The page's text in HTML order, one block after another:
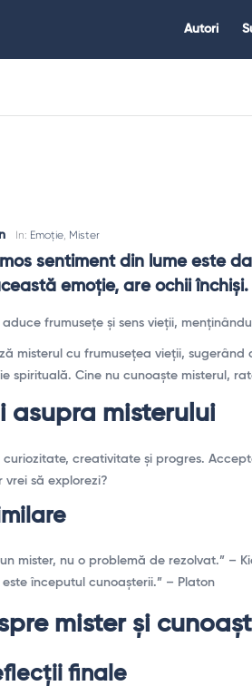
Autori
In: Emoție Mister
sentiment din lume este
emoţie, are ochii închişi.
aduce frumusețe și sens vieții,
misterul cu frumusețea vieții,
spirituală. Cine nu cunoaște misterul,
asupra misterului
curiozitate, creativitate și progres.
vrei să explorezi?
mister, nu o problemă de rezolvat.” –
este începutul cunoașterii.” – Platon
mister și
finale